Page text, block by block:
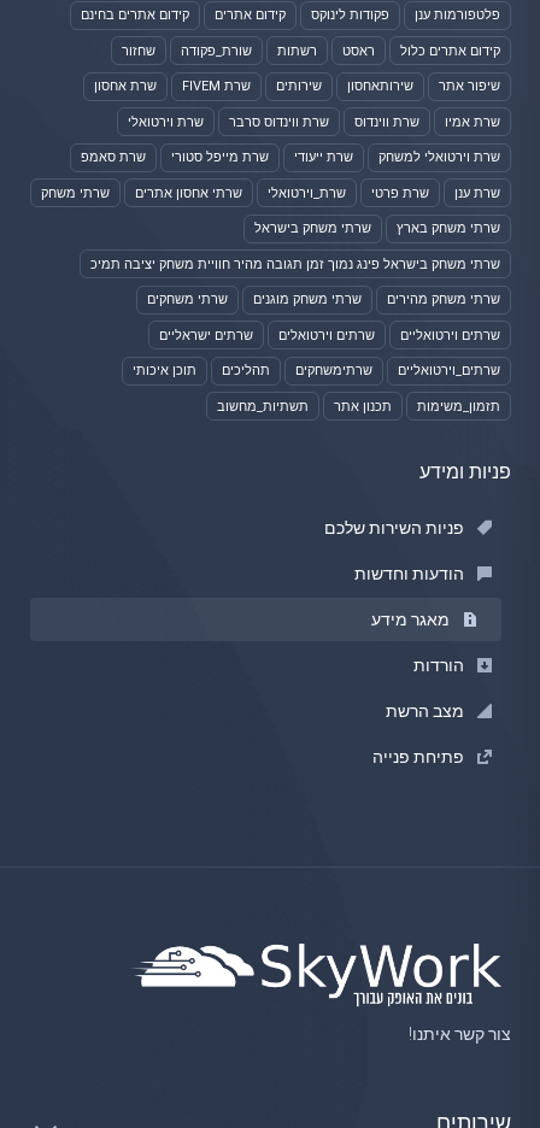
פלטפורמות ענן פקודות לינוקס קידום אתרים קידום אתרים בחינם
קידום אתרים כלול ראסט רשתות שורת_פקודה שחזור
שיפור אתר שירותאחסון שירותים שרת FIVEM שרת אחסון
שרת אמיו שרת ווינדוס שרת ווינדוס סרבר שרת וירטואלי
שרת וירטואלי למשחק שרת ייעודי שרת מייפל סטורי שרת סאמפ
שרת ענן שרת פרטי שרת_וירטואלי שרתי אחסון אתרים שרתי משחק
שרתי משחק בארץ שרתי משחק בישראל
שרתי משחק בישראל פינג נמוך זמן תגובה מהיר חוויית משחק יציבה תמיכ
שרתי משחק מהירים שרתי משחק מוגנים שרתי משחקים
שרתים וירטואליים שרתים וירטואלים שרתים ישראליים
שרתים_וירטואליים שרתימשחקים תהליכים תוכן איכותי
תזמון_משימות תכנון אתר תשתיות_מחשוב
פניות ומידע
פניות השירות שלכם
הודעות וחדשות
מאגר מידע
הורדות
מצב הרשת
פתיחת פנייה
צור קשר איתנו!
שירותים